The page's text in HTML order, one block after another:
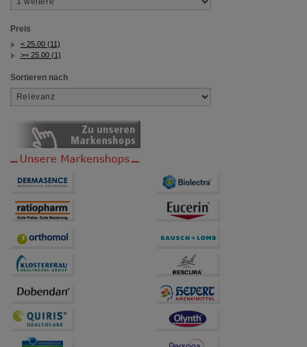
Preis
< 25.00 (11)
>= 25.00 (1)
Sortieren nach